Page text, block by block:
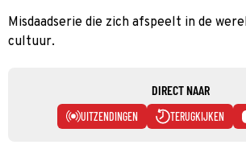
Misdaadserie die zich afspeelt in de
cultuur.
DIRECT NAAR
UITZENDINGEN TERUGKIJKEN